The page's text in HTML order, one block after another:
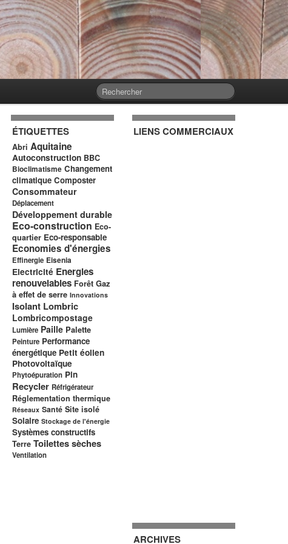
ÉTIQUETTES
Abri Aquitaine
Autoconstruction BBC
Bioclimatisme Changement
climatique Composter
Consommateur
Déplacement
Développement durable
Eco-construction Eco-
quartier Eco-responsable
Economies d'énergies
Effinergie Eisenia
Electricité Energies
renouvelables Forêt Gaz
à effet de serre Innovations
Isolant Lombric
Lombricompostage
Lumière Paille Palette
Peinture Performance
énergétique Petit éolien
Photovoltaïque
Phytoépuration Pin
Recycler Réfrigérateur
Réglementation thermique
Réseaux Santé Site isolé
Solaire Stockage de l'énergie
Systèmes constructifs
Terre Toilettes sèches
Ventilation
LIENS COMMERCIAUX
ARCHIVES